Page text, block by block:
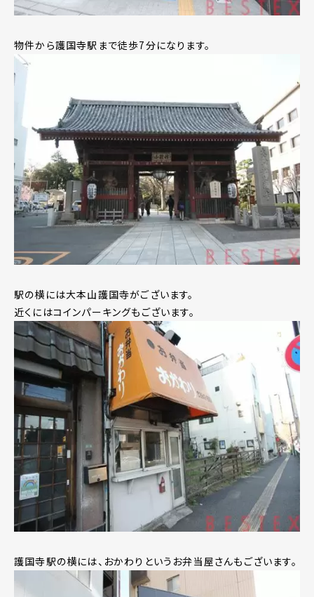
物件から護国寺駅まで徒歩7分になります。
駅の横には大本山護国寺がございます。
近くにはコインパーキングもございます。
護国寺駅の横には、おかわりというお弁当屋さんもございます。